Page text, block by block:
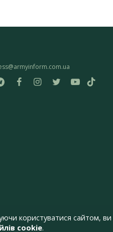
користуватися сайтом, ви
cookie.